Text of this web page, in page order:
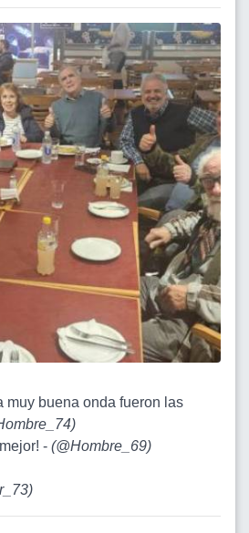
muy buena onda fueron las
)
- (@Hombre_69)
)